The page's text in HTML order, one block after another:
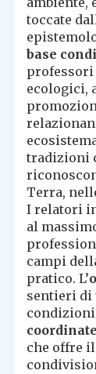
toccate
base
ecologici,
tradizioni
Terra,
I relatori
al
campi
pratico. L’
sentieri di
coordinate
che offre